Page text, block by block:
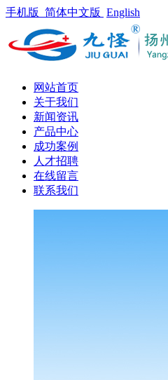
手机版 简体中文版 English
网站首页
关于我们
新闻资讯
产品中心
成功案例
人才招聘
在线留言
联系我们